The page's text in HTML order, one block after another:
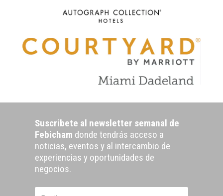
Suscribete al newsletter semanal de
Febicham donde tendrás acceso a
noticias, eventos y al intercambio de
experiencias y oportunidades de
negocios.